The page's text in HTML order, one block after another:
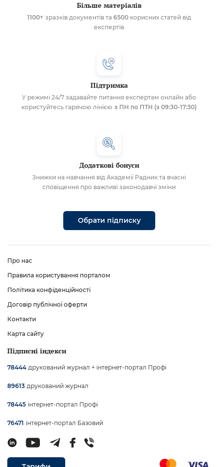
Більше матеріалів
1100+ зразків документів та 6500корисних статей від
експертів
Підтримка
У режимі 24/7 задавайте питання експертам онлайн або
користуйтесь гарячою лінією з ПН по ПТН (з 09:30-17:30)
Додаткові бонуси
Знижки на навчання від Академії Радник та вчасні
сповіщення про важливі законодавчі зміни
Обрати підписку
Про нас
Правила користування порталом
Політика конфіденційності
Договір публічної оферти
Контакти
Карта сайту
Підписні індекси
78444 друкований журнал + інтернет-портал Профі
89613 друкований журнал
78445 інтернет-портал Профі
76471 інтернет-портал Базовий